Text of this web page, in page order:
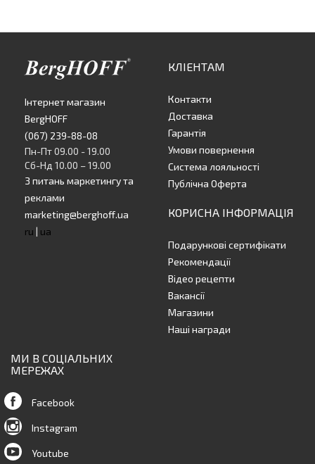
Інтернет магазин
BergHOFF
(067) 239-88-08
Пн-Пт 09.00 - 19.00
Сб-Нд 10.00 – 19.00
З питань маркетингу та
реклами
marketing@berghoff.ua
ru | ua
КЛІЕНТАМ
Контакти
Доставка
Гарантія
Умови повернення
Система лояльності
Публічна Оферта
КОРИСНА ІНФОРМАЦІЯ
Подарункові сертифікати
Рекомендації
Відео рецепти
Вакансії
Магазини
Наші награди
МИ В СОЦІАЛЬНИХ
МЕРЕЖАХ
Facebook
Instagram
Youtube